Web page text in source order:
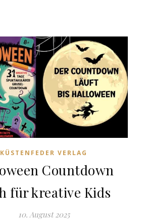
KÜSTENFEDER VERLAG
Countdown
für kreative Kids
10. August 2025